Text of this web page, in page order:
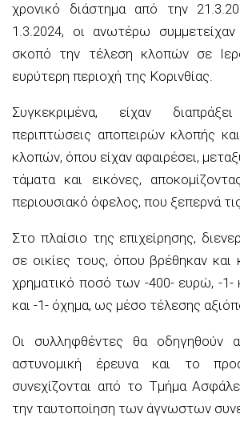
χρονικό διάστημα από την
1.3.2024, οι ανωτέρω
σκοπό την τέλεση κλοπών σε
ευρύτερη περιοχή της Κορινθίας.
Συγκεκριμένα, είχαν
περιπτώσεις αποπειρών κλοπής
κλοπών, όπου είχαν αφαιρέσει,
τάματα και εικόνες,
περιουσιακό όφελος, που ξεπερνά
Στο πλαίσιο της επιχείρησης,
σε οικίες τους, όπου βρέθηκαν και
χρηματικό ποσό των -400- ευρώ, -1-
και -1- όχημα, ως μέσο τέλεσης
Οι συλληφθέντες θα οδηγηθούν
αστυνομική έρευνα και το
συνεχίζονται από το Τμήμα
την ταυτοποίηση των άγνωστων